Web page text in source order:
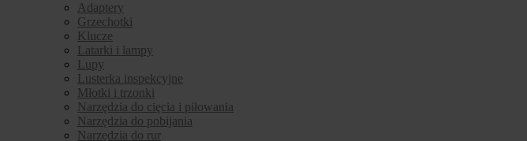
Adaptery
Grzechotki
Klucze
Latarki i lampy
Lupy
Lusterka inspekcyjne
Młotki i trzonki
Narzędzia do cięcia i piłowania
Narzędzia do pobijania
Narzędzia do rur